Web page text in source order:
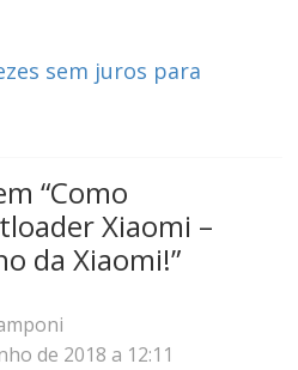
sem juros para
“Como
Xiaomi –
da Xiaomi!”
de 2018 a 12:11